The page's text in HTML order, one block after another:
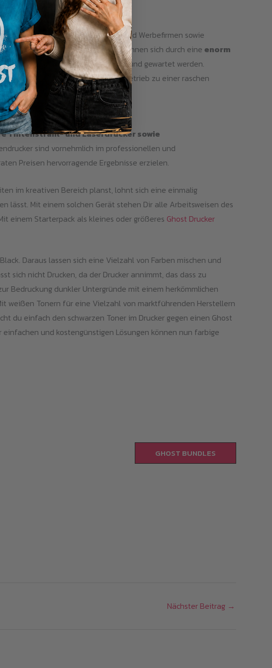
zu sein. Merchandise- und Werbefirmen sowie
regelmäßigem Gebrauch und zeichnen sich durch eine enorm
jedoch auch regelmäßig gepflegt und gewartet werden.
Leistung, was im gewerblichen Betrieb zu einer raschen
Tintenstrahl- und Laserdrucker sowie
sind vornehmlich im professionellen und
Preisen hervorragende Ergebnisse erzielen.
im kreativen Bereich planst, lohnt sich eine einmalig
lässt. Mit einem solchen Gerät stehen Dir alle Arbeitsweisen des
einem Starterpack als kleines oder größeres Ghost Drucker
Daraus lassen sich eine Vielzahl von Farben mischen und
sich nicht Drucken, da der Drucker annimmt, das dass zu
Bedruckung dunkler Untergründe mit einem herkömmlichen
weißen Tonern für eine Vielzahl von marktführenden Herstellern
du einfach den schwarzen Toner im Drucker gegen einen Ghost
und kostengünstigen Lösungen können nun farbige
GHOST BUNDLES
Nächster Beitrag →